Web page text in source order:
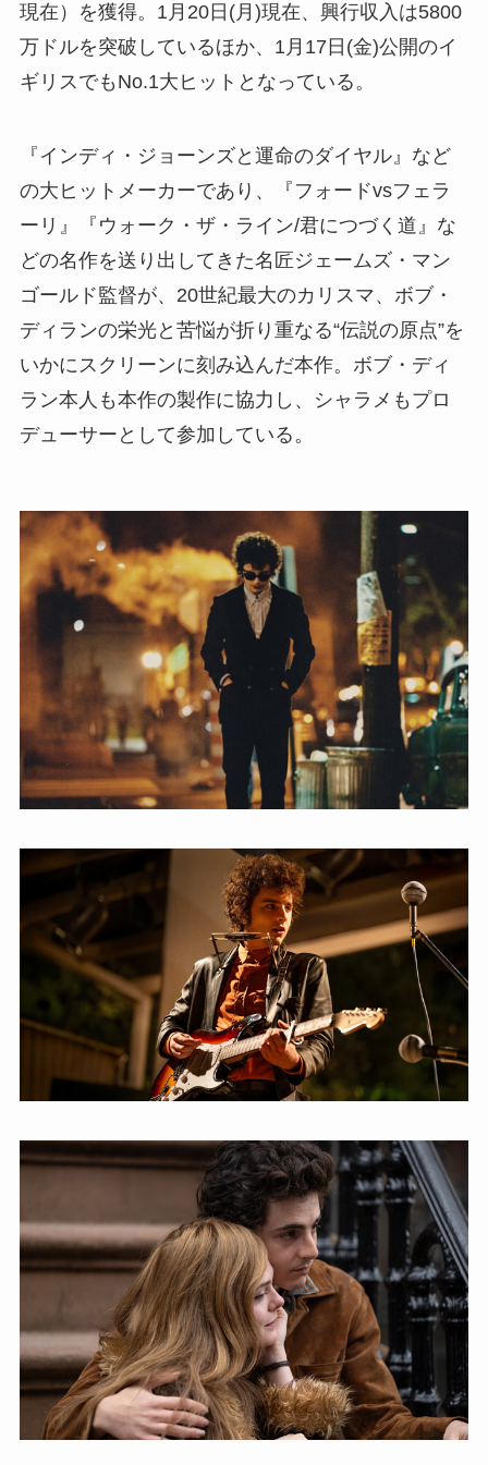
現在）を獲得。1月20日(月)現在、興行収入は5800
万ドルを突破しているほか、1月17日(金)公開のイ
ギリスでもNo.1大ヒットとなっている。
『インディ・ジョーンズと運命のダイヤル』など
の大ヒットメーカーであり、『フォードvsフェラ
ーリ』『ウォーク・ザ・ライン/君につづく道』な
どの名作を送り出してきた名匠ジェームズ・マン
ゴールド監督が、20世紀最大のカリスマ、ボブ・
ディランの栄光と苦悩が折り重なる“伝説の原点”を
いかにスクリーンに刻み込んだ本作。ボブ・ディ
ラン本人も本作の製作に協力し、シャラメもプロ
デューサーとして参加している。